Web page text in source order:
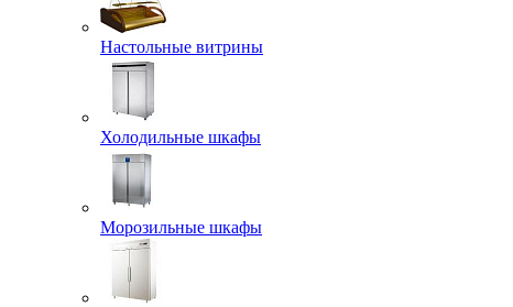
Настольные витрины
Холодильные шкафы
Морозильные шкафы